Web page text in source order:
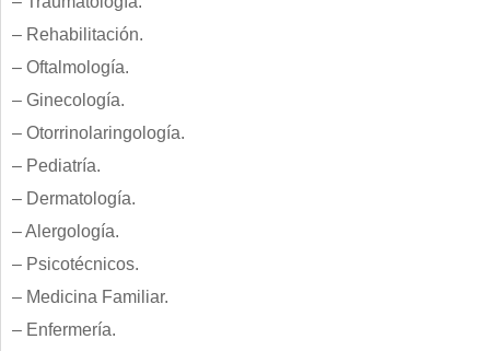
– Rehabilitación.
– Oftalmología.
– Ginecología.
– Otorrinolaringología.
– Pediatría.
– Dermatología.
– Alergología.
– Psicotécnicos.
– Medicina Familiar.
– Enfermería.